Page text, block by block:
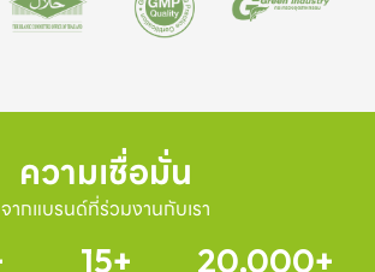
ความเชื่อมั่น
จากแบรนด์ที่ร่วมงานกับเรา
15 20,000